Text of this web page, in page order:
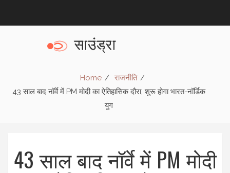
Home
राजनीति
43 साल बाद नॉर्वे में PM मोदी का ऐतिहासिक दौरा, शुरू होगा भारत-नॉर्डिक
युग
43 साल बाद नॉर्वे में PM मोदी